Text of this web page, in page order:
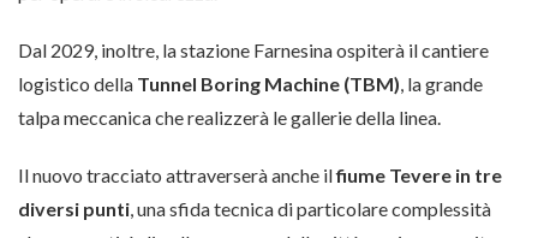
Dal 2029, inoltre, la stazione Farnesina ospiterà il cantiere
logistico della Tunnel Boring Machine (TBM), la grande
talpa meccanica che realizzerà le gallerie della linea.
Il nuovo tracciato attraverserà anche ilfiume Tevere in tre
diversi punti, una sfida tecnica di particolare complessità